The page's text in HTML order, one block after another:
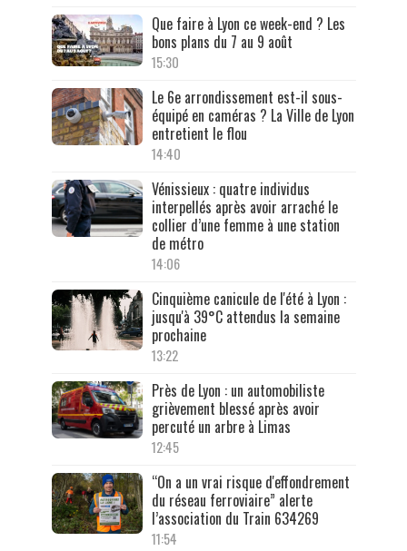
Que faire à Lyon ce week-end ? Les
bons plans du 7 au 9 août
15:30
Le 6e arrondissement est-il sous-
équipé en caméras ? La Ville de Lyon
entretient le flou
14:40
Vénissieux : quatre individus
interpellés après avoir arraché le
collier d’une femme à une station
de métro
14:06
Cinquième canicule de l'été à Lyon :
jusqu'à 39°C attendus la semaine
prochaine
13:22
Près de Lyon : un automobiliste
grièvement blessé après avoir
percuté un arbre à Limas
12:45
“On a un vrai risque d'effondrement
du réseau ferroviaire” alerte
l’association du Train 634269
11:54